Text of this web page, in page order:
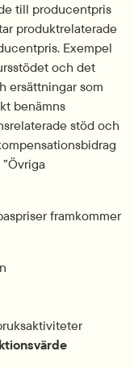
till producentpris
produktrelaterade
Exempel
och det
ersättningar som
benämns
stöd och
framkommer